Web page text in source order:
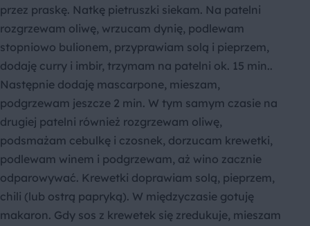
przez praskę. Natkę pietruszki siekam. Na patelni
rozgrzewam oliwę, wrzucam dynię, podlewam
stopniowo bulionem, przyprawiam solą i pieprzem,
dodaję curry i imbir, trzymam na patelni ok. 15 min..
Następnie dodaję mascarpone, mieszam,
podgrzewam jeszcze 2 min. W tym samym czasie na
drugiej patelni również rozgrzewam oliwę,
podsmażam cebulkę i czosnek, dorzucam krewetki,
podlewam winem i podgrzewam, aż wino zacznie
odparowywać. Krewetki doprawiam solą, pieprzem,
chili (lub ostrą papryką). W międzyczasie gotuję
makaron. Gdy sos z krewetek się zredukuje, mieszam